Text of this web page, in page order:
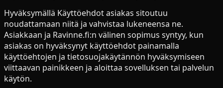
Hyväksymällä Käyttöehdot asiakas sitoutuu
noudattamaan niitä ja vahvistaa lukeneensa ne.
Asiakkaan ja Ravinne.fi:n välinen sopimus syntyy, kun
asiakas on hyväksynyt käyttöehdot painamalla
käyttöehtojen ja tietosuojakäytännön hyväksymiseen
viittaavan painikkeen ja aloittaa sovelluksen tai palvelun
käytön.